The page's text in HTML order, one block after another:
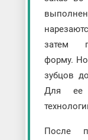
затем
форму. Но
зубцов
Для ее
После